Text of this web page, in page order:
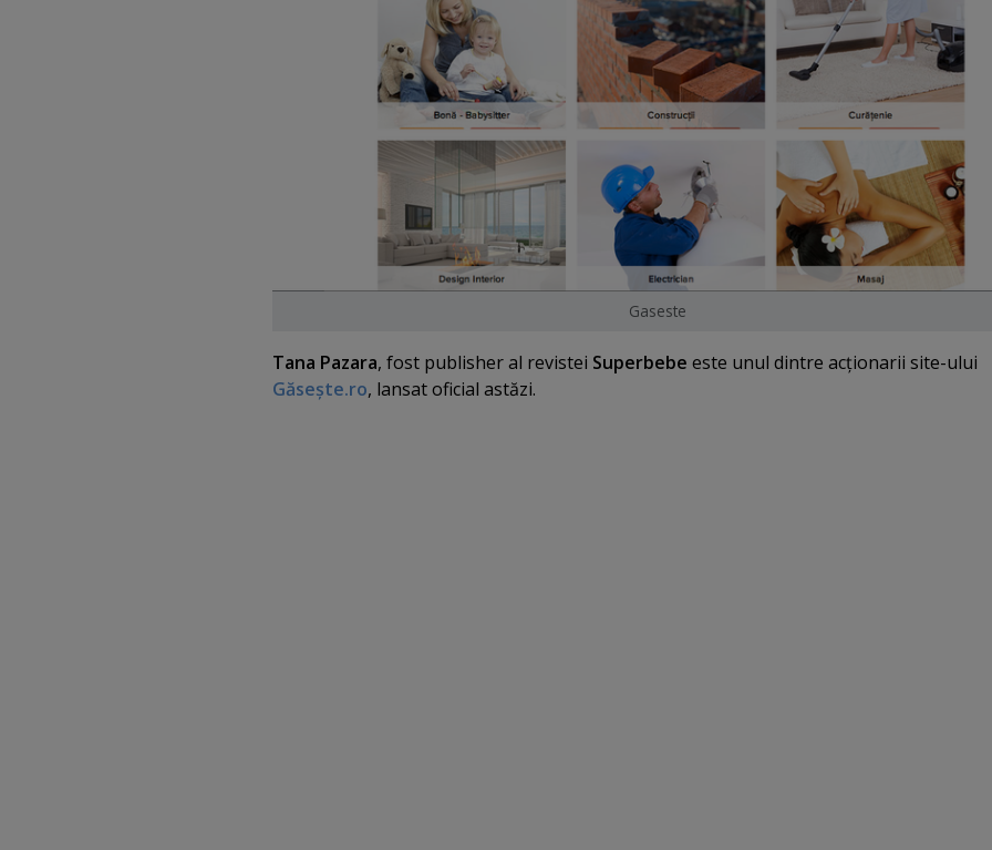
Gaseste
Tana Pazara, fost publisher al revistei Superbebe este unul dintre acţionarii site-ului
Găseşte.ro, lansat oficial astăzi.